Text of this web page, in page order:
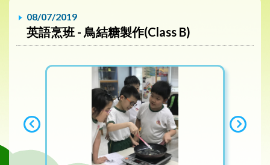
08/07/2019
英語烹班 - 鳥結糖製作(Class B)